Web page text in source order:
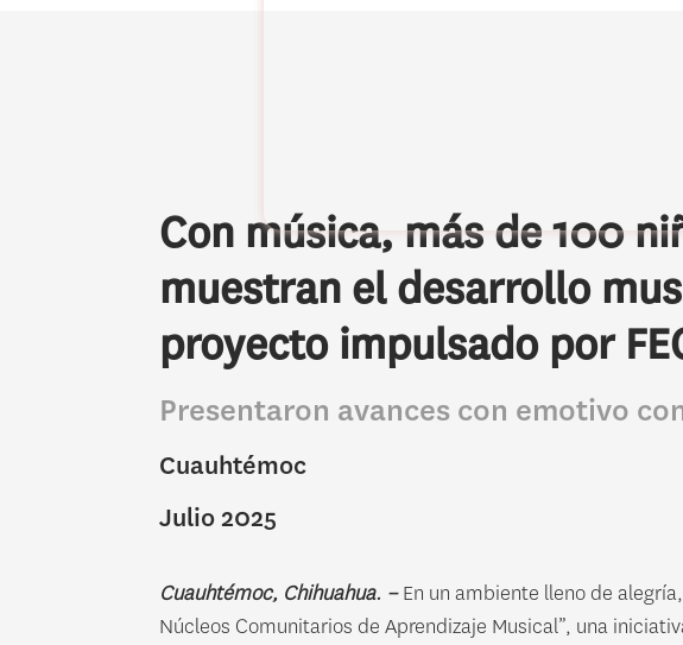
Con música, más de 100
muestran el desarrollo
proyecto impulsado por
Presentaron avances con emotivo
Cuauhtémoc
Julio 2025
Cuauhtémoc, Chihuahua. –En un ambiente lleno de
Núcleos Comunitarios de Aprendizaje Musical”, una